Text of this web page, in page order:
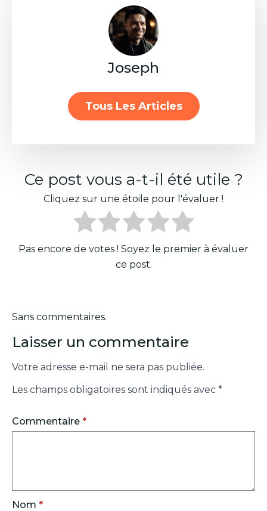
Joseph
Tous Les Articles
Ce post vous a-t-il été utile ?
Cliquez sur une étoile pour l'évaluer !
Pas encore de votes ! Soyez le premier à évaluer
ce post.
Sans commentaires.
Laisser un commentaire
Votre adresse e-mail ne sera pas publiée.
Les champs obligatoires sont indiqués avec *
Commentaire *
Nom *